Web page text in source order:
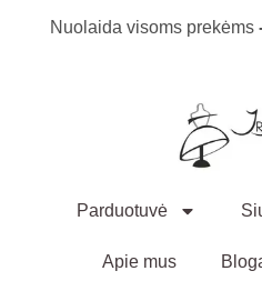
Nuolaida visoms prekėms
Parduotuvė
Apie mus